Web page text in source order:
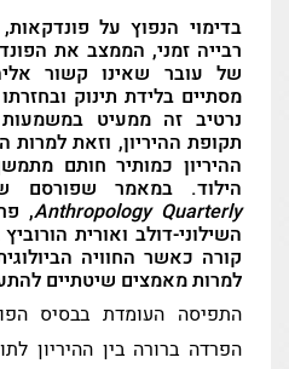
בדימוי הנפוץ על
רבייה זמני, הממצב את
של עובר שאינו קשור
מסתיים בלידת תינוק
נרטיב זה ממעיט
תקופת ההיריון, וזאת
ההיריון כמותיר חותם
הילוד. במאמר שפורסם
Anthropology Quarterly
,
השילוני-דולב ואורית
קורה כאשר החוויה
למרות מאמצים שיטתיים
התפיסה העומדת בבסיס
הפרדה ברורה בין ההיריון